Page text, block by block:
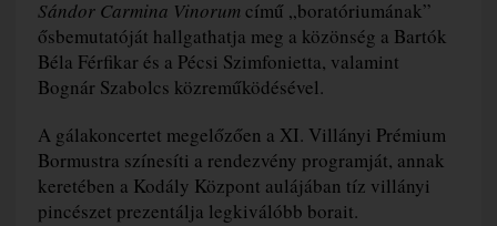
Sándor Carmina Vinorum című „boratóriumának”
ősbemutatóját hallgathatja meg a közönség a Bartók
Béla Férfikar és a Pécsi Szimfonietta, valamint
Bognár Szabolcs közreműködésével.
A gálakoncertet megelőzően a XI. Villányi Prémium
Bormustra színesíti a rendezvény programját, annak
keretében a Kodály Központ aulájában tíz villányi
pincészet prezentálja legkiválóbb borait.